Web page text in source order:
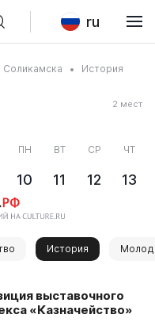
ru
Соликамска История
2 мест
ПН
10
ВТ
11
СР
12
ЧТ
13
История
выставочного
«Казначейство»